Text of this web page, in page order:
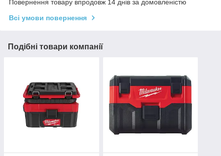
Повернення товару впродовж 14 днів за домовленістю
Всі умови повернення
Подібні товари компанії